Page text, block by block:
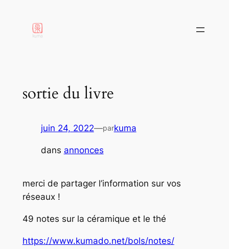
contenu
sortie du livre
juin 24, 2022—parkuma
dans annonces
merci de partager l’information sur vos
réseaux !
49 notes sur la céramique et le thé
https://www.kumado.net/bols/notes/